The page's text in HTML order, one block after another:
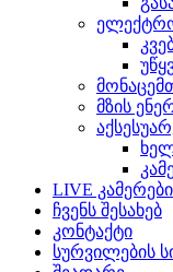
მზის
LIVE კამერები
ჩვენს შესახებ
კონტაქტი
სურვილების